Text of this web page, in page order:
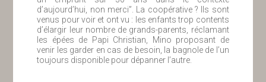
d’aujourd’hui, non merci”. La coopérative ? Ils sont
venus pour voir et ont vu : les enfants trop contents
d’élargir leur nombre de grands-parents, réclamant
les épées de Papi Christian, Mino proposant de
venir les garder en cas de besoin, la bagnole de l’un
toujours disponible pour dépanner l’autre.